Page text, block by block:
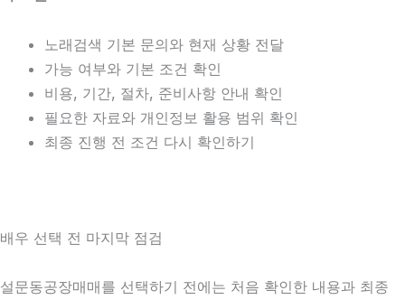
노래검색 기본 문의와 현재 상황 전달
가능 여부와 기본 조건 확인
비용, 기간, 절차, 준비사항 안내 확인
필요한 자료와 개인정보 활용 범위 확인
최종 진행 전 조건 다시 확인하기
배우 선택 전 마지막 점검
설문동공장매매를 선택하기 전에는 처음 확인한 내용과 최종